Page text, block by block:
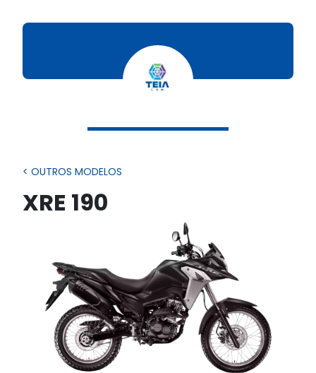
< OUTROS MODELOS
XRE 190